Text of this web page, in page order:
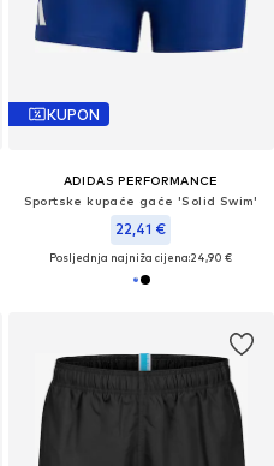
KUPON
ADIDAS PERFORMANCE
Sportske kupaće gaće 'Solid Swim'
22,41 €
Posljednja najniža cijena:24,90 €